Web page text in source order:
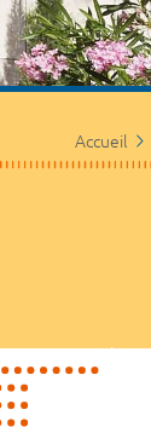
Accueil